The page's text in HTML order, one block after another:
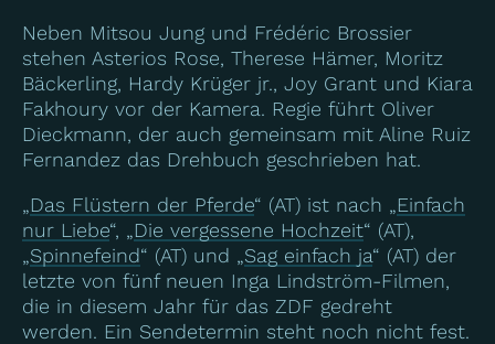
Neben Mitsou Jung und Frédéric Brossier
stehen Asterios Rose, Therese Hämer, Moritz
Bäckerling, Hardy Krüger jr., Joy Grant und Kiara
Fakhoury vor der Kamera. Regie führt Oliver
Dieckmann, der auch gemeinsam mit Aline Ruiz
Fernandez das Drehbuch geschrieben hat.
„Das Flüstern der Pferde“ (AT) ist nach „Einfach
nur Liebe“, „Die vergessene Hochzeit“ (AT),
„Spinnefeind“ (AT) und „Sag einfach ja“ (AT) der
letzte von fünf neuen Inga Lindström-Filmen,
die in diesem Jahr für das ZDF gedreht
werden. Ein Sendetermin steht noch nicht fest.